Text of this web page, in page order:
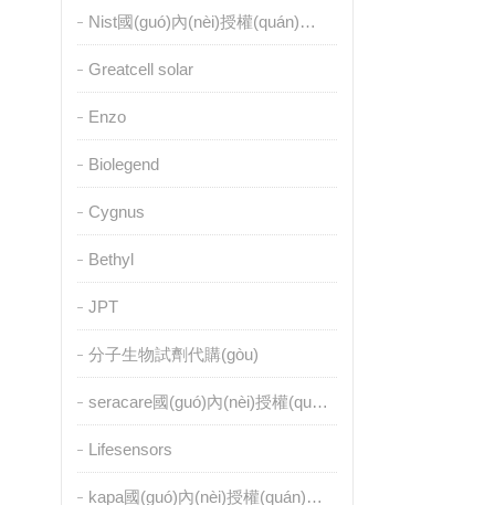
Nist國(guó)內(nèi)授權(quán)代理
Greatcell solar
Enzo
Biolegend
Cygnus
Bethyl
JPT
分子生物試劑代購(gòu)
seracare國(guó)內(nèi)授權(quán)代理
Lifesensors
kapa國(guó)內(nèi)授權(quán)代理